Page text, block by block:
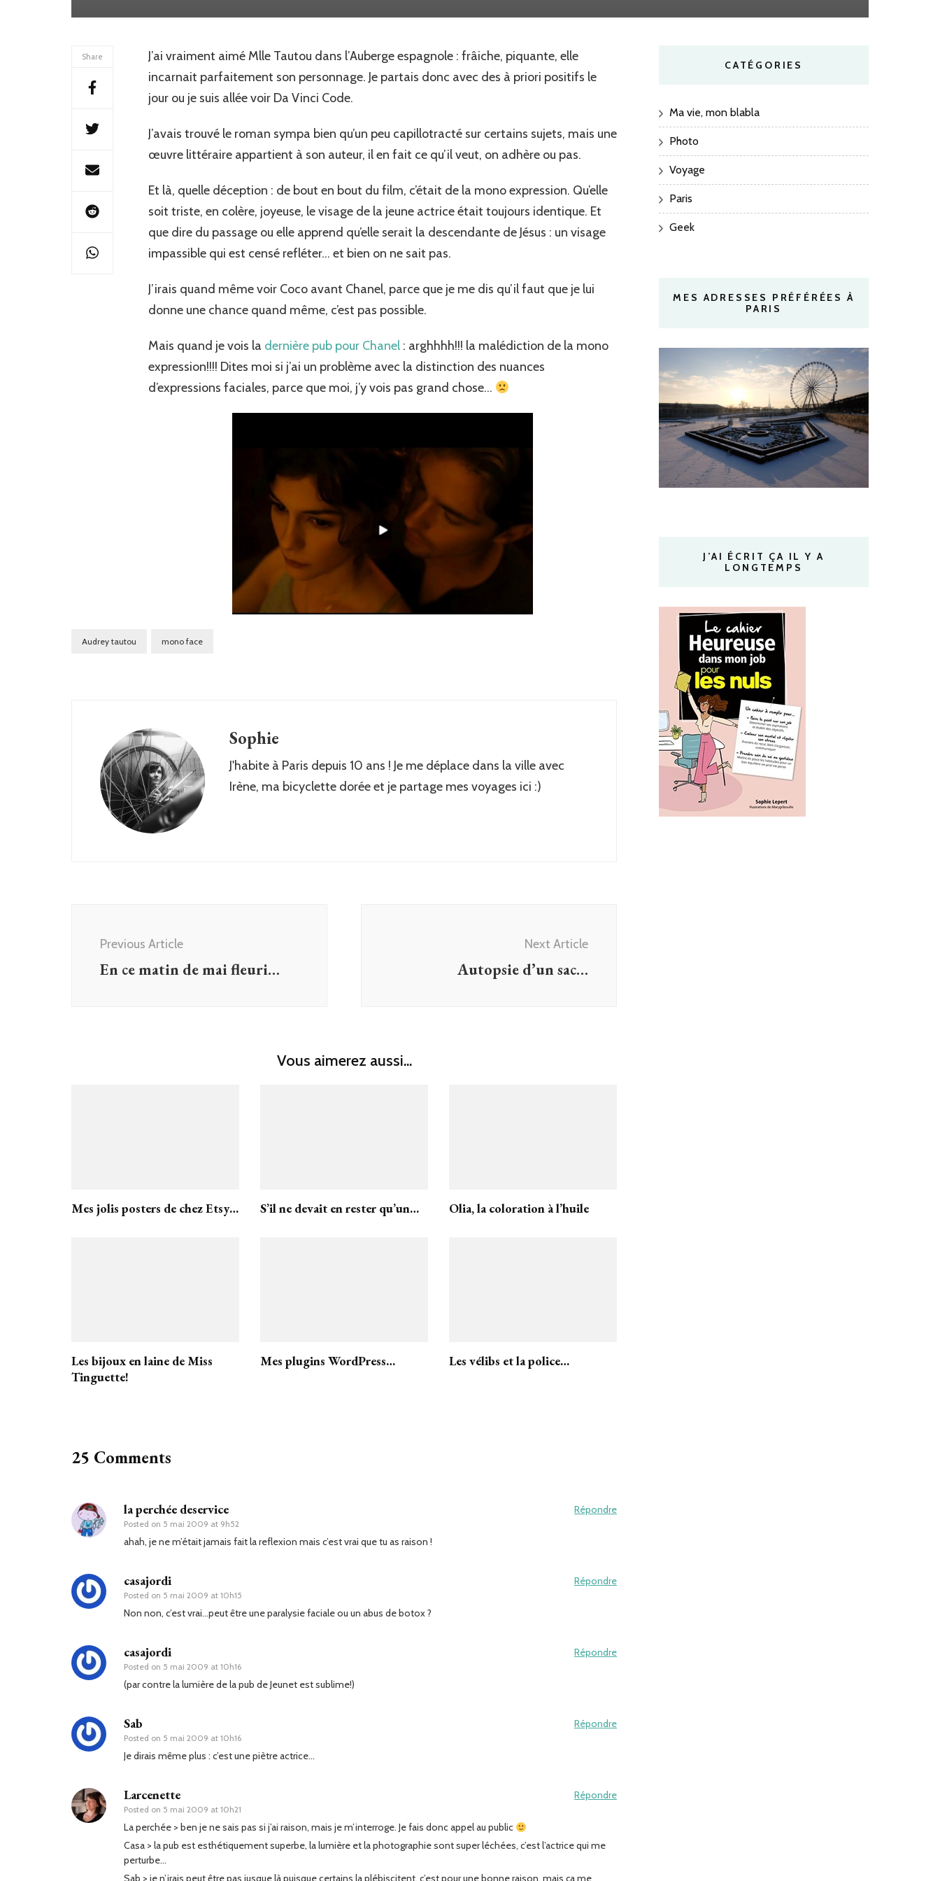
expression…
Share
J’ai vraiment aimé Mlle Tautou dans l’Auberge espagnole : frâiche, piquante, elle
incarnait parfaitement son personnage. Je partais donc avec des à priori positifs le
jour ou je suis allée voir Da Vinci Code.
J’avais trouvé le roman sympa bien qu’un peu capillotracté sur certains sujets, mais une
œuvre littéraire appartient à son auteur, il en fait ce qu’il veut, on adhère ou pas.
Et là, quelle déception : de bout en bout du film, c’était de la mono expression. Qu’elle
soit triste, en colère, joyeuse, le visage de la jeune actrice était toujours identique. Et
que dire du passage ou elle apprend qu’elle serait la descendante de Jésus : un visage
impassible qui est censé refléter… et bien on ne sait pas.
J’irais quand même voir Coco avant Chanel, parce que je me dis qu’il faut que je lui
donne une chance quand même, c’est pas possible.
Mais quand je vois la dernière pub pour Chanel : arghhhh!!! la malédiction de la mono
expression!!!! Dites moi si j’ai un problème avec la distinction des nuances
d’expressions faciales, parce que moi, j’y vois pas grand chose…
Audrey tautou mono face
Sophie
J'habite à Paris depuis 10 ans ! Je me déplace dans la ville avec
Irène, ma bicyclette dorée et je partage mes voyages ici :)
Navigation
Previous Article
En ce matin de mai fleuri…
Next Article
Autopsie d’un sac…
Vous aimerez aussi...
Mes jolis posters de chez Etsy… S’il ne devait en rester qu’un… Olia, la coloration à l’huile
Les bijoux en laine de Miss
Tinguette!
Mes plugins WordPress… Les vélibs et la police…
25 Comments
la perchée deservice
Posted on 5 mai 2009 at 9h52
Répondre
ahah, je ne m’était jamais fait la reflexion mais c’est vrai que tu as raison !
casajordi
Posted on 5 mai 2009 at 10h15
Répondre
Non non, c’est vrai…peut être une paralysie faciale ou un abus de botox ?
casajordi
Posted on 5 mai 2009 at 10h16
Répondre
(par contre la lumière de la pub de Jeunet est sublime!)
Sab
Posted on 5 mai 2009 at 10h16
Répondre
Je dirais même plus : c’est une piètre actrice…
Larcenette
Posted on 5 mai 2009 at 10h21
Répondre
La perchée > ben je ne sais pas si j’ai raison, mais je m’interroge. Je fais donc appel au public
Casa > la pub est esthétiquement superbe, la lumière et la photographie sont super léchées, c’est l’actrice qui me
perturbe…
Sab > je n’irais peut être pas jusque là puisque certains la plébiscitent, c’est pour une bonne raison, mais ça me
CATÉGORIES
Ma vie, mon blabla
Photo
Voyage
Paris
Geek
MES ADRESSES PRÉFÉRÉES À
PARIS
J’AI ÉCRIT ÇA IL Y A
LONGTEMPS